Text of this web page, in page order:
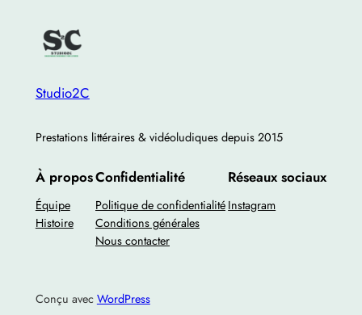
Studio2C
Prestations littéraires & vidéoludiques depuis 2015
À propos
Équipe
Histoire
Confidentialité
Politique de confidentialité
Conditions générales
Nous contacter
Réseaux sociaux
Instagram
Conçu avec WordPress